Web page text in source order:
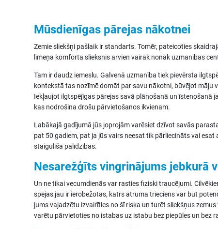
Mūsdienīgas pārejas nākotnei
Zemie sliekšņi pašlaik ir standarts. Tomēr, pateicoties
līmeņa komforta slieksnis arvien vairāk nonāk uzmanības
Tam ir daudz iemeslu. Galvenā uzmanība tiek pievērsta
kontekstā tas nozīmē domāt par savu nākotni, būvējot māju
Iekļaujot ilgtspējīgas pārejas savā plānošanā un īstenošanā
kas nodrošina drošu pārvietošanos ikvienam.
Labākajā gadījumā jūs joprojām varēsiet dzīvot savās
pat 50 gadiem, pat ja jūs vairs neesat tik pārliecināts vai esat
staigulīša palīdzības.
Nesarežģīts vingrinājums jebkurā
Un ne tikai vecumdienās var rasties fiziski traucējumi.
spējas jau ir ierobežotas, katrs ātruma trieciens var būt
jums vajadzētu izvairīties no šī riska un turēt sliekšņus
varētu pārvietoties no istabas uz istabu bez piepūles un bez